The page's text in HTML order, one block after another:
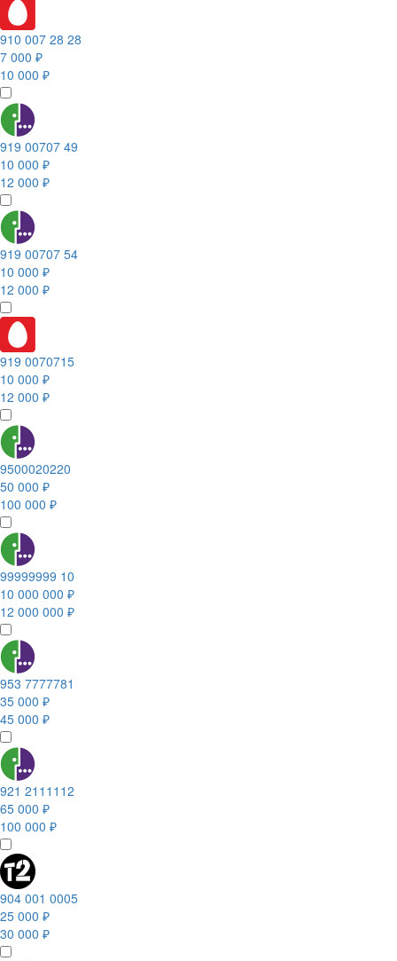
910 007 28 28
7 000 ₽
10 000 ₽
919 00707 49
10 000 ₽
12 000 ₽
919 00707 54
10 000 ₽
12 000 ₽
919 0070715
10 000 ₽
12 000 ₽
9500020220
50 000 ₽
100 000 ₽
99999999 10
10 000 000 ₽
12 000 000 ₽
953 7777781
35 000 ₽
45 000 ₽
921 2111112
65 000 ₽
100 000 ₽
904 001 0005
25 000 ₽
30 000 ₽